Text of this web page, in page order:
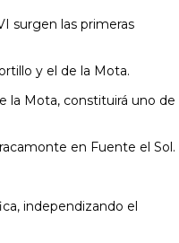
surgen las primeras
y el de la Mota.
la Mota, constituirá uno de
en Fuente el Sol.
independizando el